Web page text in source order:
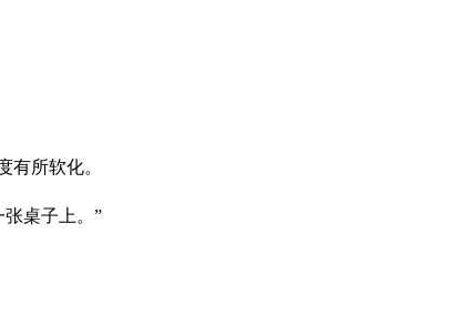
有所软化。
桌子上。”